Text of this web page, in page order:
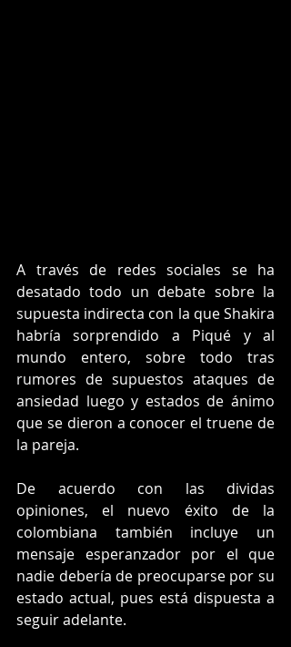
A través de redes sociales se ha
desatado todo un debate sobre la
supuesta indirecta con la que Shakira
habría sorprendido a Piqué y al
mundo entero, sobre todo tras
rumores de supuestos ataques de
ansiedad luego y estados de ánimo
que se dieron a conocer el truene de
la pareja.
De acuerdo con las dividas
opiniones, el nuevo éxito de la
colombiana también incluye un
mensaje esperanzador por el que
nadie debería de preocuparse por su
estado actual, pues está dispuesta a
seguir adelante.